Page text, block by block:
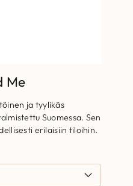
Me
ja tyylikäs
Suomessa. Sen
erilaisiin tiloihin.